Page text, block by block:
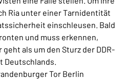
Ria unter einer Tarnidentität
einschleusen. Bald
und muss erkennen,
als um den Sturz der DDR-
Deutschlands.
Tor Berlin